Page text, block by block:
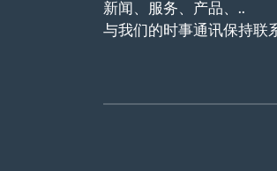
新闻、服务、产品、..
与我们的时事通讯保持联